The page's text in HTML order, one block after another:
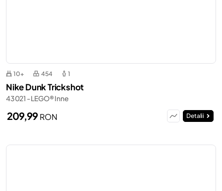
10+ 454 1
Nike Dunk Trickshot
43021 - LEGO® Inne
209,99RON Detalii